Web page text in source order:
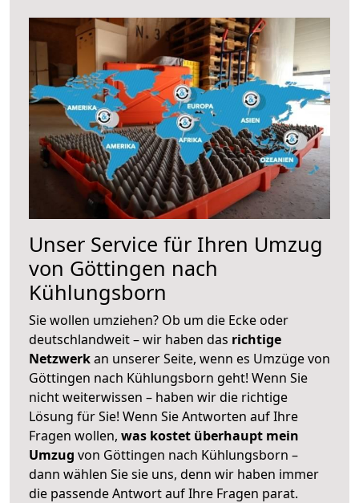
Unser Service für Ihren Umzug
von Göttingen nach
Kühlungsborn
Sie wollen umziehen? Ob um die Ecke oder
deutschlandweit – wir haben das richtige
Netzwerkan unserer Seite, wenn es Umzüge von
Göttingen nach Kühlungsborn geht! Wenn Sie
nicht weiterwissen – haben wir die richtige
Lösung für Sie! Wenn Sie Antworten auf Ihre
Fragen wollen, was kostet überhaupt mein
Umzug von Göttingen nach Kühlungsborn –
dann wählen Sie sie uns, denn wir haben immer
die passende Antwort auf Ihre Fragen parat.